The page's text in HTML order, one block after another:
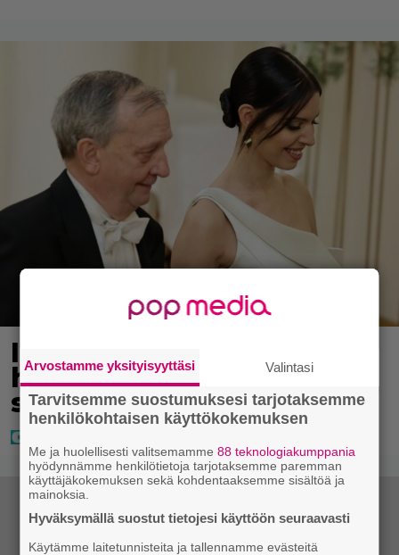
IS: Hjalliksen ja Jasminen
häissä suomalainen
supertähti
Arvostamme yksityisyyttäsi Valintasi
Tarvitsemme suostumuksesi tarjotaksemme
henkilökohtaisen käyttökokemuksen
Me ja huolellisesti valitsemamme88 teknologiakumppania
hyödynnämme henkilötietoja tarjotaksemme paremman
käyttäjäkokemuksen sekä kohdentaaksemme sisältöä ja
mainoksia.
Hyväksymällä suostut tietojesi käyttöön seuraavasti
Käytämme laitetunnisteita ja tallennamme evästeitä